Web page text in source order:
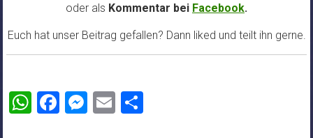
oder als Kommentar bei Facebook.
Euch hat unser Beitrag gefallen? Dann liked und teilt ihn gerne.
WhatsApp
Facebook
Messenger
EmailTeilen